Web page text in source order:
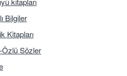
Bilgiler
Kitapları
Sözler